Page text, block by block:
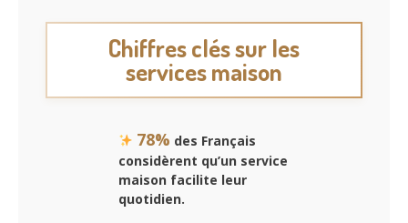
Chiffres clés sur les
services maison
78% des Français
considèrent qu’un service
maison facilite leur
quotidien.